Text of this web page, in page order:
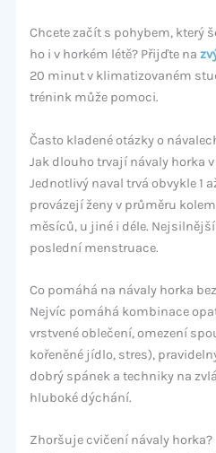
Chcete začít s pohybem, který
ho i v horkém létě? Přijďte na
20 minut v klimatizovaném
trénink může pomoci.
Často kladené otázky o
Jak dlouho trvají návaly horka
Jednotlivý naval trvá obvykle 1
provázejí ženy v průměru
měsíců, u jiné i déle.
poslední menstruace.
Co pomáhá na návaly horka
Nejvíc pomáhá kombinace
vrstvené oblečení, omezení
kořeněné jídlo, stres),
dobrý spánek a techniky na
hluboké dýchání.
Zhoršuje cvičení návaly horka?